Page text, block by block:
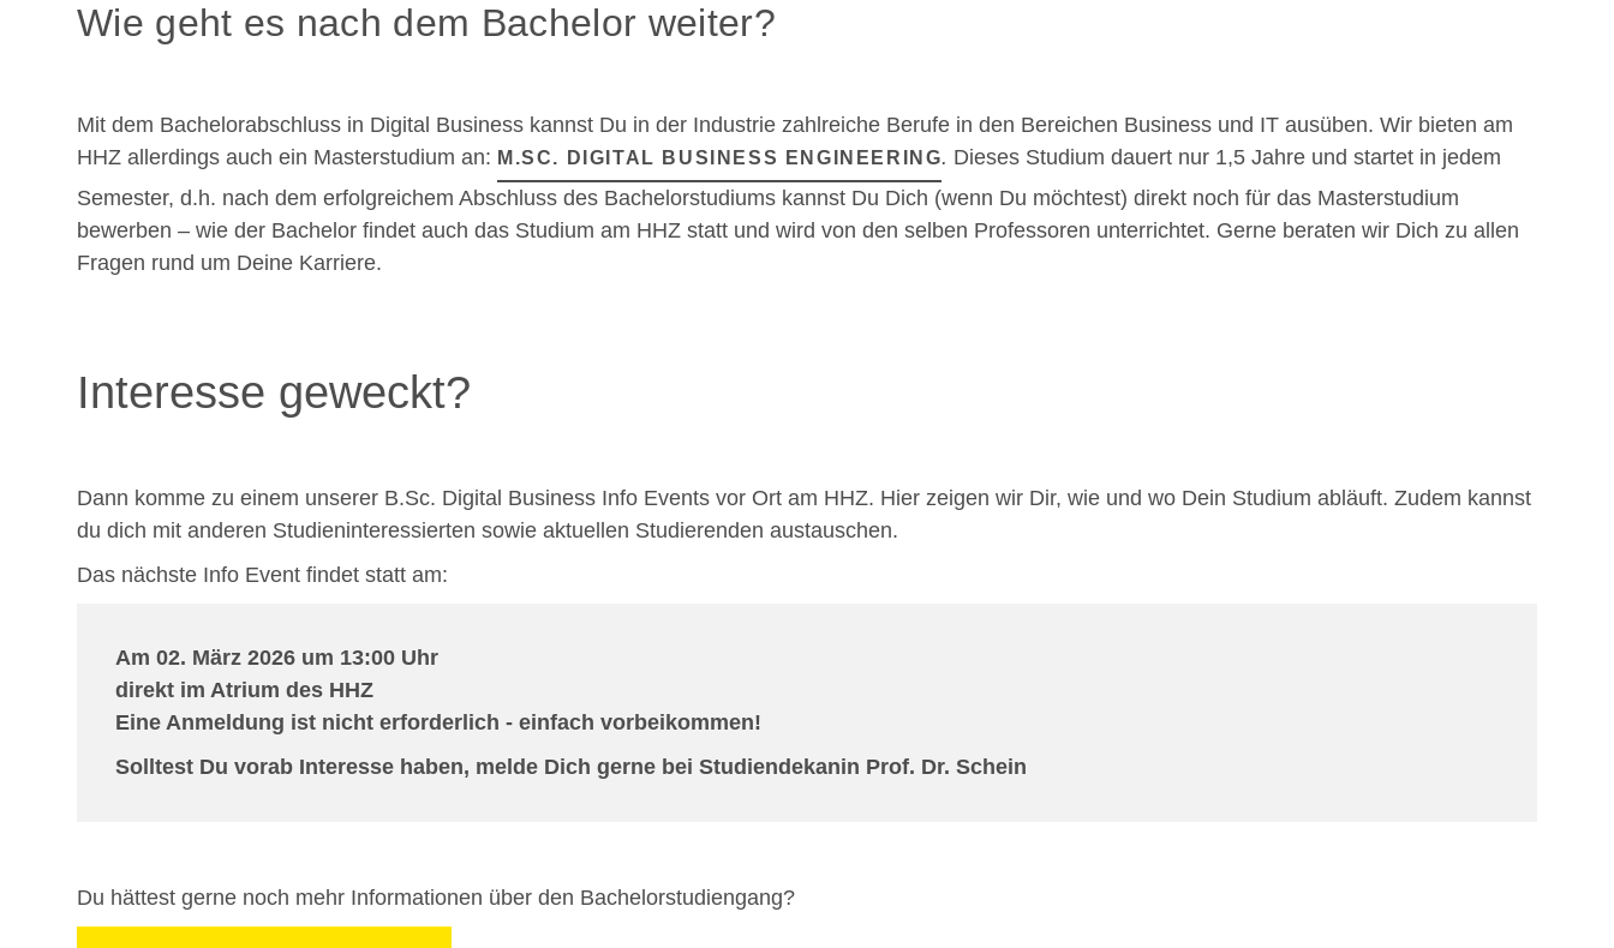
Wie geht es nach dem Bachelor weiter?
Mit dem Bachelorabschluss in Digital Business kannst Du in der Industrie zahlreiche Berufe in den Bereichen Business und IT ausüben. Wir bieten am
HHZ allerdings auch ein Masterstudium an: M.SC. DIGITAL BUSINESS ENGINEERING. Dieses Studium dauert nur 1,5 Jahre und startet in jedem
Semester, d.h. nach dem erfolgreichem Abschluss des Bachelorstudiums kannst Du Dich (wenn Du möchtest) direkt noch für das Masterstudium
bewerben – wie der Bachelor findet auch das Studium am HHZ statt und wird von den selben Professoren unterrichtet. Gerne beraten wir Dich zu allen
Fragen rund um Deine Karriere.
Interesse geweckt?
Dann komme zu einem unserer B.Sc. Digital Business Info Events vor Ort am HHZ. Hier zeigen wir Dir, wie und wo Dein Studium abläuft. Zudem kannst
du dich mit anderen Studieninteressierten sowie aktuellen Studierenden austauschen.
Das nächste Info Event findet statt am:
Am 02. März 2026 um 13:00 Uhr
direkt im Atrium des HHZ
Eine Anmeldung ist nicht erforderlich - einfach vorbeikommen!
Solltest Du vorab Interesse haben, melde Dich gerne bei Studiendekanin Prof. Dr. Schein
Du hättest gerne noch mehr Informationen über den Bachelorstudiengang?